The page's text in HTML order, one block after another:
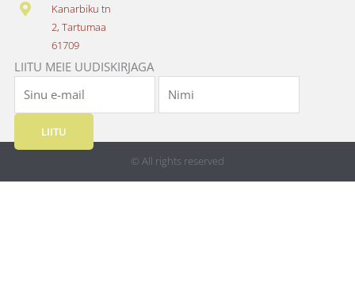
Kanarbiku tn
2, Tartumaa
61709
LIITU MEIE UUDISKIRJAGA
LIITU
© All rights reserved